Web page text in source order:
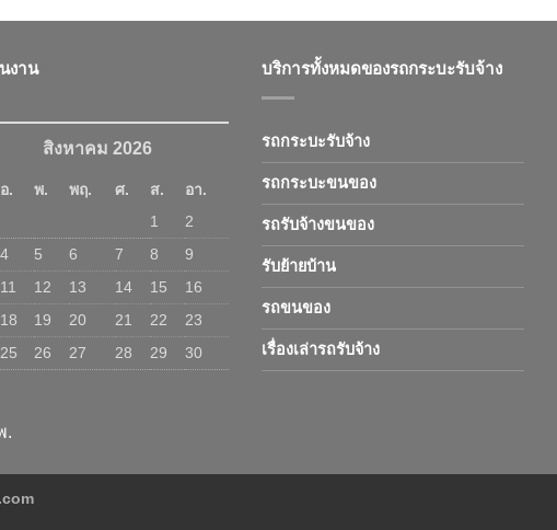
งาน
สิงหาคม 2026
อ. พ. พฤ. ศ. ส.
อา.
1
2
4
5 6 7 8
9
11
12 13 14 15
16
18
19 20 21 22
23
25
26 27 28 29 30
.
บริการทั้งหมดของรถกระบะรับจ้าง
รถกระบะรับจ้าง
รถกระบะขนของ
รถรับจ้างขนของ
รับย้ายบ้าน
รถขนของ
เรื่องเล่ารถรับจ้าง